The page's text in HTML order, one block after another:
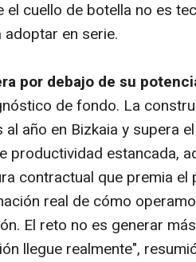
el cuello de botella no es
en serie.
por debajo de su
de fondo. La
año en Bizkaia y supera
productividad estancada,
contractual que premia el
real de cómo
El reto no es generar
llegue realmente",